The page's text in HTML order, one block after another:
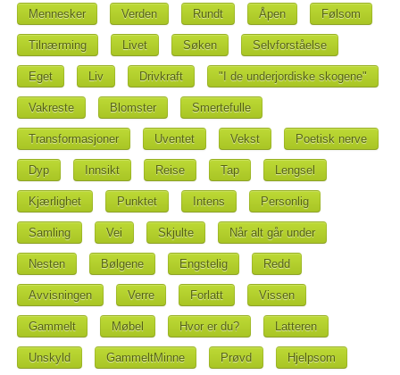
Mennesker Verden Rundt Åpen Følsom
Tilnærming Livet Søken Selvforståelse
Eget Liv Drivkraft "I de underjordiske skogene"
Vakreste Blomster Smertefulle
Transformasjoner Uventet Vekst Poetisk nerve
Dyp Innsikt Reise Tap Lengsel
Kjærlighet Punktet Intens Personlig
Samling Vei Skjulte Når alt går under
Nesten Bølgene Engstelig Redd
Avvisningen Verre Forlatt Vissen
Gammelt Møbel Hvor er du? Latteren
Unskyld GammeltMinne Prøvd Hjelpsom